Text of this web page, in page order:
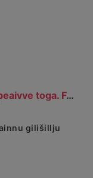
Olbmot vázzet miessemannu 17 beaivve toga. Folk gå...
dieđuid
gilišillju